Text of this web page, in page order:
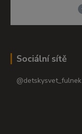
Sociální sítě
@detskysvet_fulnek